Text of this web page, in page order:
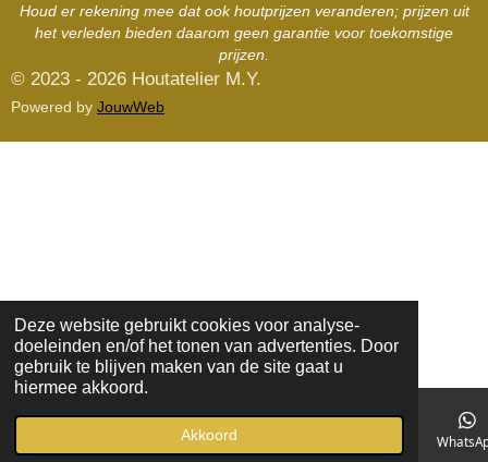
Deze website gebruikt cookies voor analyse-
doeleinden en/of het tonen van advertenties. Door
gebruik te blijven maken van de site gaat u
hiermee akkoord.
Akkoord
Houd er rekening mee dat ook houtprijzen veranderen; prijzen uit
het verleden bieden daarom geen garantie voor toekomstige
prijzen.
© 2023 - 2026 Houtatelier M.Y.
Powered by JouwWeb
Kaart